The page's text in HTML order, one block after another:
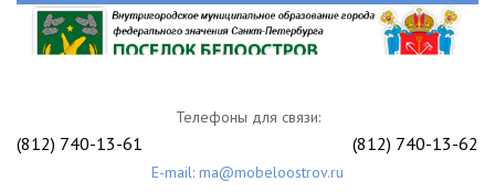
Телефоны для связи:
(812) 740-13-61 (812) 740-13-62
E-mail: ma@mobeloostrov.ru